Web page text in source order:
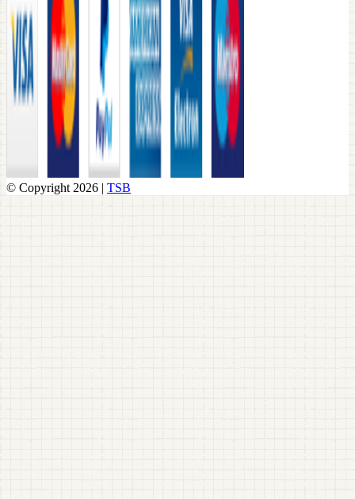
© Copyright 2026 | TSB